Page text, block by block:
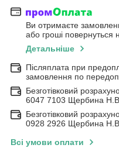
Ви отримаєте
або гроші повернуться
Детальніше
Післяплата при
замовлення по
Безготівковий
6047 7103 Щербина
Безготівковий
0928 2926 Щербина
Всі умови оплати